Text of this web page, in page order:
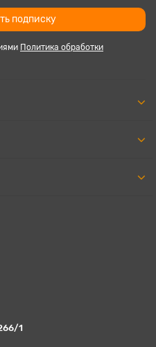
подписку
Политика обработки
1